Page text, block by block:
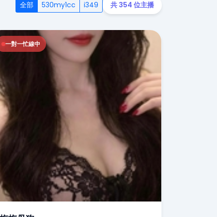
全部 530my1cc i349 共 354 位主播
一對一忙線中